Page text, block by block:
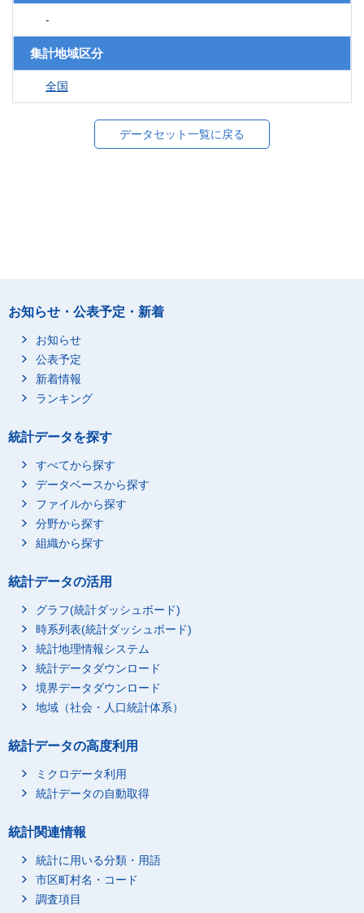
-
集計地域区分
全国
データセット一覧に戻る
お知らせ・公表予定・新着
お知らせ
公表予定
新着情報
ランキング
統計データを探す
すべてから探す
データベースから探す
ファイルから探す
分野から探す
組織から探す
統計データの活用
グラフ(統計ダッシュボード)
時系列表(統計ダッシュボード)
統計地理情報システム
統計データダウンロード
境界データダウンロード
地域（社会・人口統計体系）
統計データの高度利用
ミクロデータ利用
統計データの自動取得
統計関連情報
統計に用いる分類・用語
市区町村名・コード
調査項目